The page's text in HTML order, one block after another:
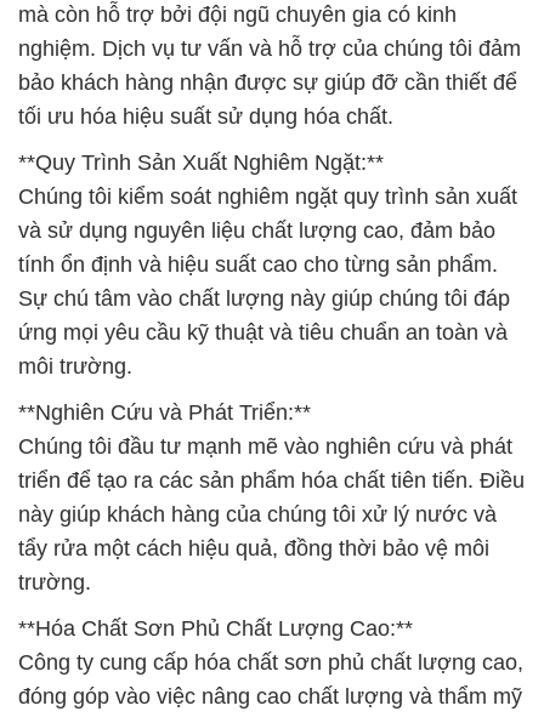
mà còn hỗ trợ bởi đội ngũ chuyên gia có kinh
nghiệm. Dịch vụ tư vấn và hỗ trợ của chúng tôi đảm
bảo khách hàng nhận được sự giúp đỡ cần thiết để
tối ưu hóa hiệu suất sử dụng hóa chất.
**Quy Trình Sản Xuất Nghiêm Ngặt:**
Chúng tôi kiểm soát nghiêm ngặt quy trình sản xuất
và sử dụng nguyên liệu chất lượng cao, đảm bảo
tính ổn định và hiệu suất cao cho từng sản phẩm.
Sự chú tâm vào chất lượng này giúp chúng tôi đáp
ứng mọi yêu cầu kỹ thuật và tiêu chuẩn an toàn và
môi trường.
**Nghiên Cứu và Phát Triển:**
Chúng tôi đầu tư mạnh mẽ vào nghiên cứu và phát
triển để tạo ra các sản phẩm hóa chất tiên tiến. Điều
này giúp khách hàng của chúng tôi xử lý nước và
tẩy rửa một cách hiệu quả, đồng thời bảo vệ môi
trường.
**Hóa Chất Sơn Phủ Chất Lượng Cao:**
Công ty cung cấp hóa chất sơn phủ chất lượng cao,
đóng góp vào việc nâng cao chất lượng và thẩm mỹ